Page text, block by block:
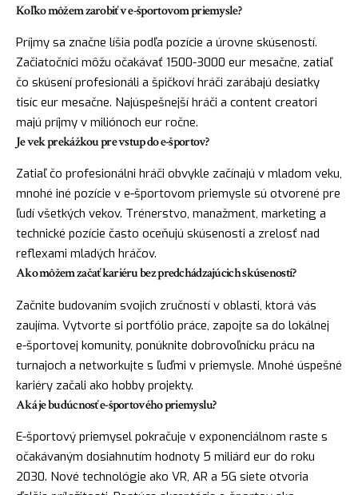
Koľko môžem zarobiť v e-športovom priemysle?
Príjmy sa značne líšia podľa pozície a úrovne skúseností.
Začiatočníci môžu očakávať 1500-3000 eur mesačne, zatiaľ
čo skúsení profesionáli a špičkoví hráči zarábajú desiatky
tisíc eur mesačne. Najúspešnejší hráči a content creatori
majú príjmy v miliónoch eur ročne.
Je vek prekážkou pre vstup do e-športov?
Zatiaľ čo profesionálni hráči obvykle začínajú v mladom veku,
mnohé iné pozície v e-športovom priemysle sú otvorené pre
ľudí všetkých vekov. Trénerstvo, manažment, marketing a
technické pozície často oceňujú skúsenosti a zrelosť nad
reflexami mladých hráčov.
Ako môžem začať kariéru bez predchádzajúcich skúseností?
Začnite budovaním svojich zručností v oblasti, ktorá vás
zaujíma. Vytvorte si portfólio práce, zapojte sa do lokálnej
e-športovej komunity, ponúknite dobrovoľnícku prácu na
turnajoch a networkujte s ľuďmi v priemysle. Mnohé úspešné
kariéry začali ako hobby projekty.
Aká je budúcnosť e-športového priemyslu?
E-športový priemysel pokračuje v exponenciálnom raste s
očakávaným dosiahnutím hodnoty 5 miliárd eur do roku
2030. Nové technológie ako VR, AR a 5G siete otvoria